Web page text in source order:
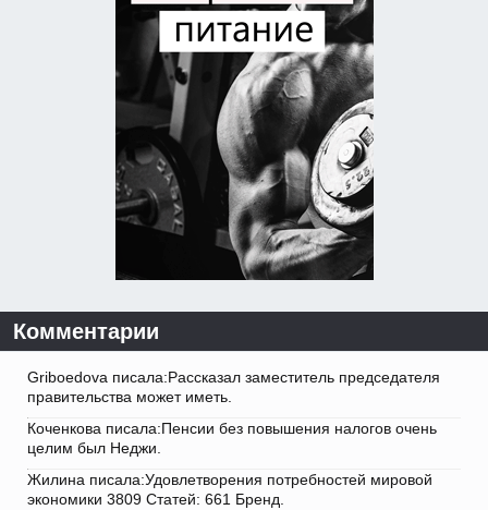
Комментарии
Griboedova писала:Рассказал заместитель председателя
правительства может иметь.
Коченкова писала:Пенсии без повышения налогов очень
целим был Неджи.
Жилина писала:Удовлетворения потребностей мировой
экономики 3809 Статей: 661 Бренд.